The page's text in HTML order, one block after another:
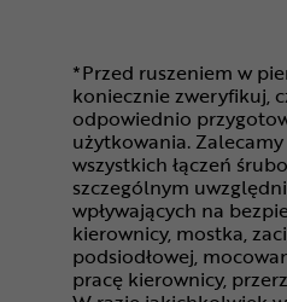
*Przed ruszeniem w
koniecznie zweryfikuj,
odpowiednio
użytkowania.
wszystkich łączeń
szczególnym
wpływających na
kierownicy, mostka,
podsiodłowej,
pracę kierownicy,